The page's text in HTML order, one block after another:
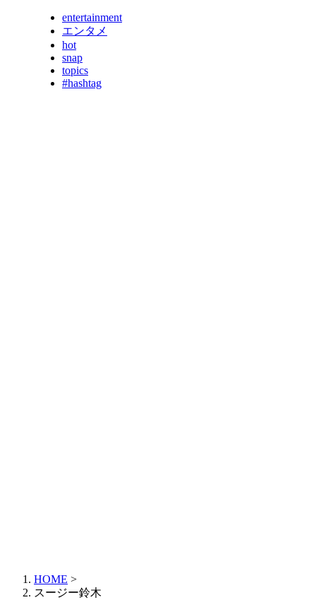
entertainment
エンタメ
hot
snap
topics
#hashtag
HOME >
スージー鈴木